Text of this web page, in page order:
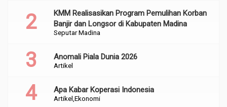
Seputar Madina
KMM Realisasikan Program Pemulihan Korban
Banjir dan Longsor di Kabupaten Madina
Artikel
Anomali Piala Dunia 2026
Artikel Ekonomi
Apa Kabar Koperasi Indonesia